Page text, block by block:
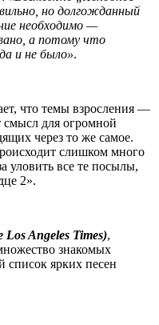
но долгожданный
необходимо —
а потому что
и не было».
что темы взросления —
для огромной
через то же самое.
слишком много
уловить все те посылы,
2».
Angeles Times),
знакомых
ярких песен